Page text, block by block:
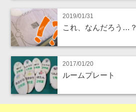
2019/01/31
これ、なんだろう…？
2017/01/20
ルームプレート